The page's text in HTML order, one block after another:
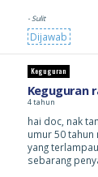
- Sulit
Dijawab
Keguguran
Keguguran
4 tahun
hai doc, nak
umur 50 tahun
yang
sebarang